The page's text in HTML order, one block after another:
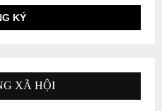
XÃ HỘI